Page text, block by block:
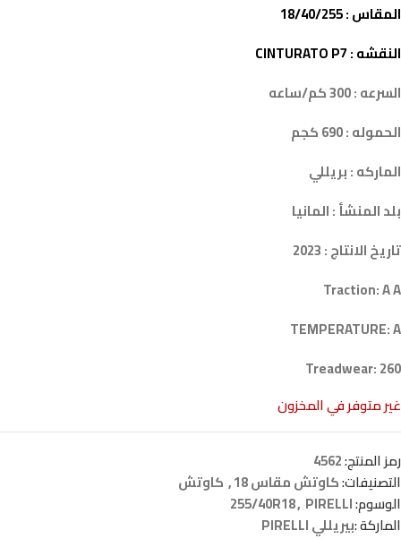
المقاس : 18/40/255
النقشه : CINTURATO P7
السرعه : 300 كم/ساعه
الحموله : 690 كجم
الماركه : بريللي
بلد المنشأ : المانيا
تاريخ الانتاج : 2023
Traction: A A
TEMPERATURE: A
Treadwear: 260
غير متوفر في المخزون
رمز المنتج:4562
التصنيفات:كاوتش مقاس 18 , كاوتش
الوسوم:
255/40R18, PIRELLI
الماركة :بيريللي PIRELLI